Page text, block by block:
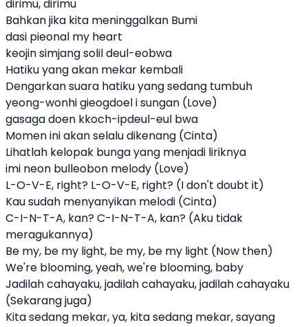
dirimu, dirimu
Bahkan jika kita meninggalkan Bumi
dasi pieonal my heart
keojin simjang solil deul-eobwa
Hatiku yang akan mekar kembali
Dengarkan suara hatiku yang sedang tumbuh
yeong-wonhi gieogdoel i sungan (Love)
gasaga doen kkoch-ipdeul-eul bwa
Momen ini akan selalu dikenang (Cinta)
Lihatlah kelopak bunga yang menjadi liriknya
imi neon bulleobon melody (Love)
L-O-V-E, right? L-O-V-E, right? (I don't doubt it)
Kau sudah menyanyikan melodi (Cinta)
C-I-N-T-A, kan? C-I-N-T-A, kan? (Aku tidak
meragukannya)
Be my, be my light, bе my, be my light (Now then)
We're blooming, yeah, we're blooming, baby
Jadilah cahayaku, jadilah cahayaku, jadilah cahayaku
(Sekarang juga)
Kita sedang mekar, ya, kita sedang mekar, sayang